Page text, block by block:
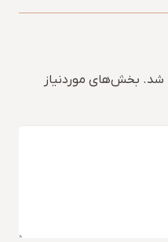
شد. بخش‌های موردنیاز